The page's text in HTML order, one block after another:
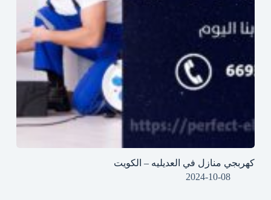
كهربجي منازل في العديليه – الكويت
2024-10-08